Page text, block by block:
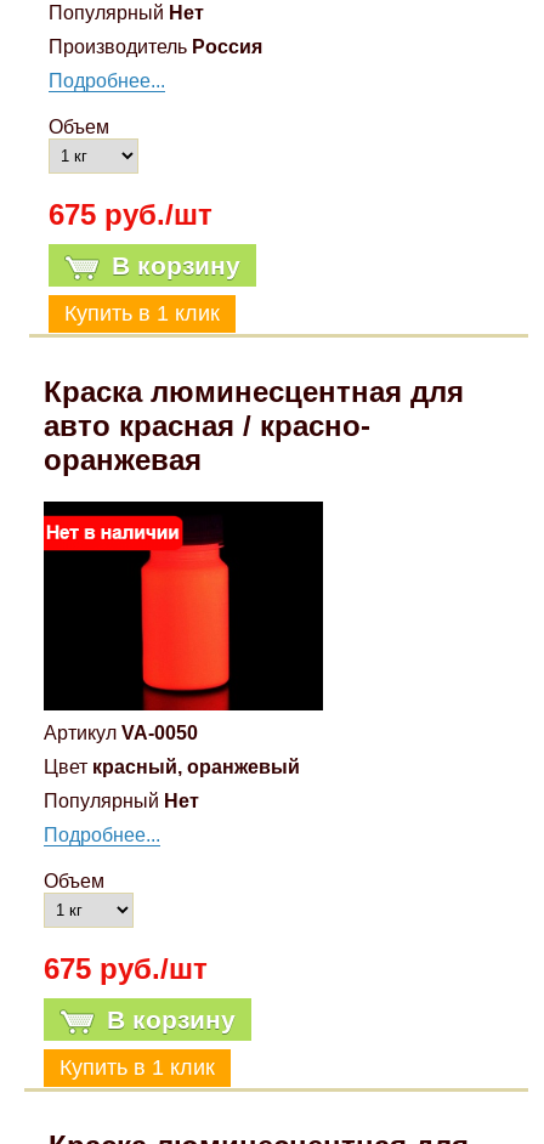
Популярный Нет
Производитель Россия
Подробнее...
Объем
675 руб./шт
В корзину
Краска люминесцентная для
авто красная / красно-
оранжевая
Артикул VA-0050
Цвет красный, оранжевый
Популярный Нет
Подробнее...
Объем
675 руб./шт
В корзину